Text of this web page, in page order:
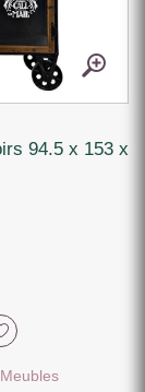
Meubles